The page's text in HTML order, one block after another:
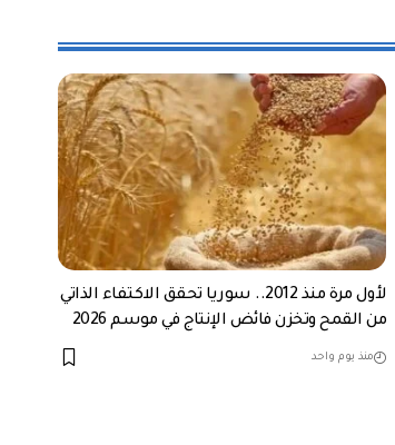
لأول مرة منذ 2012.. سوريا تحقق الاكتفاء الذاتي
من القمح وتخزن فائض الإنتاج في موسم 2026
منذ يوم واحد